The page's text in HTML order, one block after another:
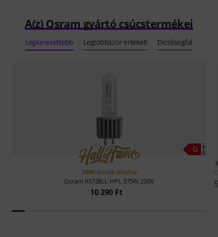
A(z) Osram gyártó csúcstermékei
Legkeresettebb Legtöbbször értékelt Dicsőségfal
3000 darab eladva
Osram 93728LL HPL 575W 230V
10 390 Ft